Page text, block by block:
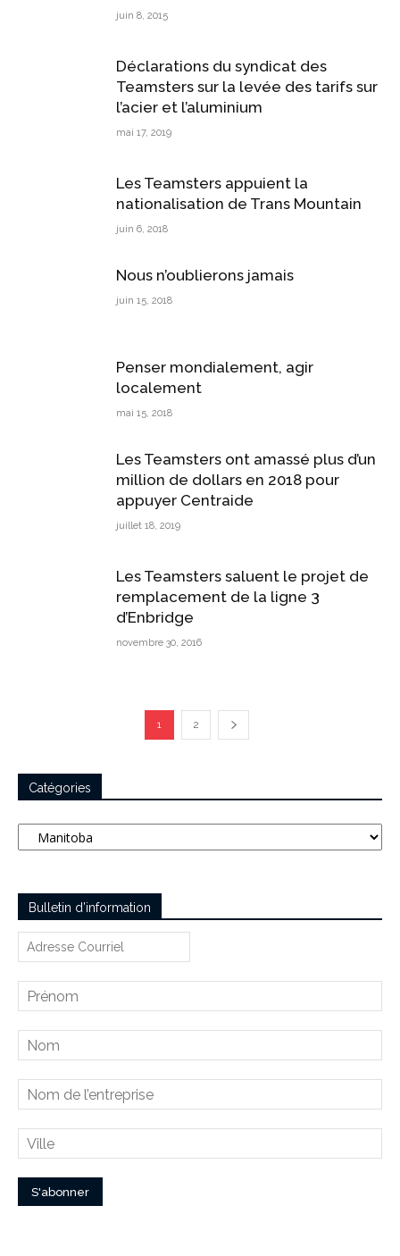
juin 8, 2015
Déclarations du syndicat des
Teamsters sur la levée des tarifs sur
l’acier et l’aluminium
mai 17, 2019
Les Teamsters appuient la
nationalisation de Trans Mountain
juin 6, 2018
Nous n’oublierons jamais
juin 15, 2018
Penser mondialement, agir
localement
mai 15, 2018
Les Teamsters ont amassé plus d’un
million de dollars en 2018 pour
appuyer Centraide
juillet 18, 2019
Les Teamsters saluent le projet de
remplacement de la ligne 3
d’Enbridge
novembre 30, 2016
1 2
Catégories
Catégories
Bulletin d’information